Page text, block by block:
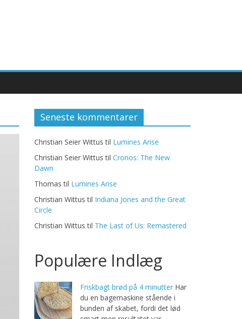
Seneste kommentarer
Christian Seier Wittus til Lumines Arise
Christian Seier Wittus til Cronos: The New
Dawn
Thomas til Lumines Arise
Christian Wittus til Indiana Jones and the Great
Circle
Christian Wittus til The Last of Us: Remastered
Populære Indlæg
Friskbagt brød på 4 minutter Har
du en bagemaskine stående i
bunden af skabet, fordi det lød